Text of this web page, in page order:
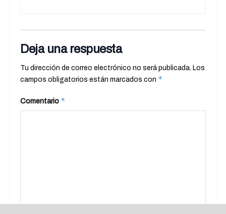
Deja una respuesta
Tu dirección de correo electrónico no será publicada. Los
campos obligatorios están marcados con *
Comentario *